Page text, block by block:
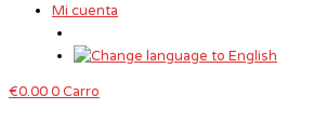
Mi cuenta
€0.000Carro